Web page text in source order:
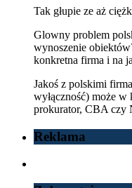
Tak głupie ze aż
Glowny problem
wynoszenie
konkretna firma i na
Jakoś z polskimi
wyłączność) może
prokurator, CBA czy
Reklama